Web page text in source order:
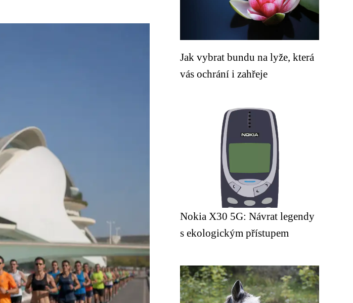
Jak vybrat bundu na lyže, která
vás ochrání i zahřeje
Nokia X30 5G: Návrat legendy
s ekologickým přístupem